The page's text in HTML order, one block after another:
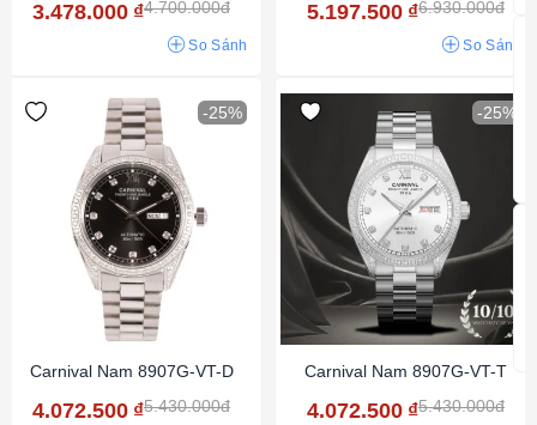
3.478.000 ₫4.700.000đ
So Sánh
5.197.500 ₫6.930.000đ
So Sánh
-25%
Carnival Nam 8907G-VT-D
4.072.500 ₫5.430.000đ
-25%
Carnival Nam 8907G-VT-T
4.072.500 ₫5.430.000đ